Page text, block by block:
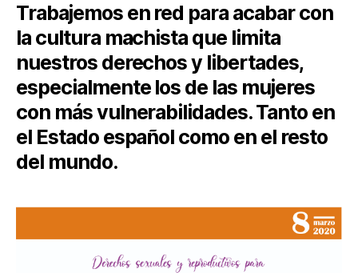
Trabajemos en red para acabar con
la cultura machista que limita
nuestros derechos y libertades,
especialmente los de las mujeres
con más vulnerabilidades. Tanto en
el Estado español como en el resto
del mundo.